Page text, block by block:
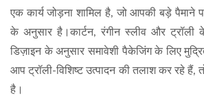
एक कार्य जोड़ना शामिल है, जो आपकी बड़े पैमाने
के अनुसार है।कार्टन, रंगीन स्लीव और
डिज़ाइन के अनुसार समावेशी पैकेजिंग के लिए
आप ट्रॉली-विशिष्ट उत्पादन की तलाश कर रहे हैं,
है।